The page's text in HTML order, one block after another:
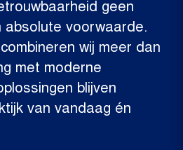
geen
absolute voorwaarde.
wij meer dan
met moderne
blijven
van vandaag én